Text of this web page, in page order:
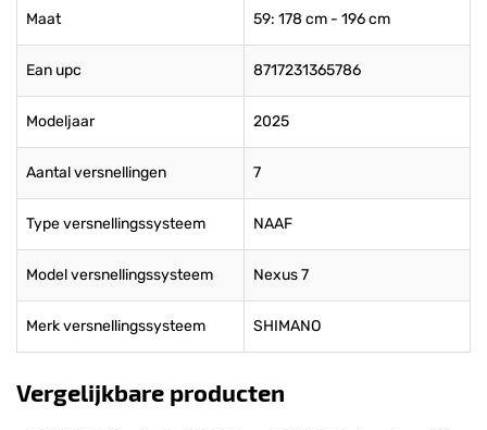
Maat 59: 178 cm - 196 cm
Ean upc 8717231365786
Modeljaar 2025
Aantal versnellingen 7
Type versnellingssysteem NAAF
Model versnellingssysteem Nexus 7
Merk versnellingssysteem SHIMANO
Vergelijkbare producten